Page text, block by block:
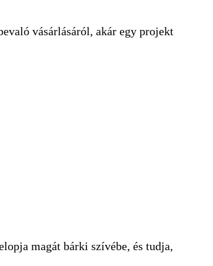
vásárlásáról, akár egy projekt
magát bárki szívébe, és tudja,